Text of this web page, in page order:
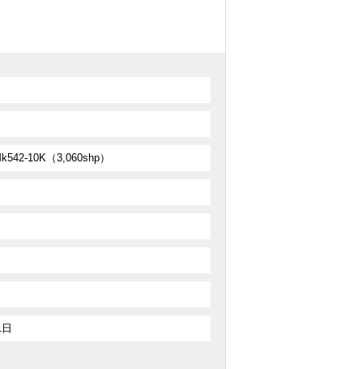
10K（3,060shp）